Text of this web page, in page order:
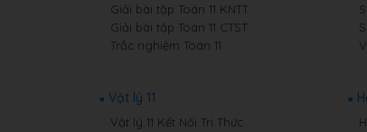
Giải bài tập Toán 11 KNTT
Giải bài tập Toán 11 CTST
Trắc nghiệm Toán 11
Vật lý 11
Vật lý 11 Kết Nối Tri Thức